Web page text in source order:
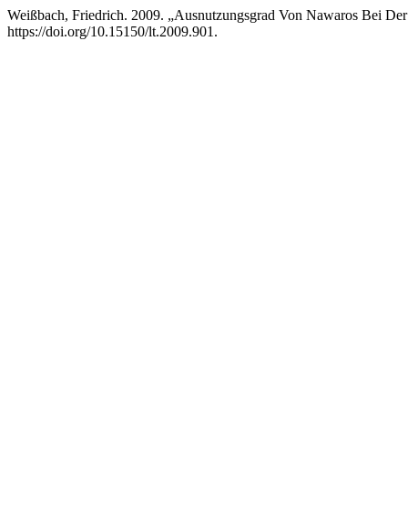
Weißbach, Friedrich. 2009. „Ausnutzungsgrad Von Nawaros Bei
https://doi.org/10.15150/lt.2009.901.